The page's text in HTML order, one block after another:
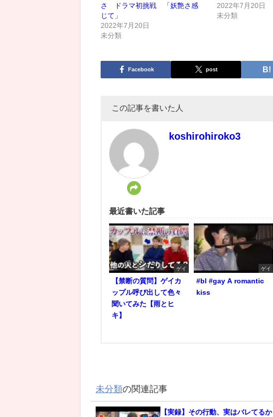
さ ドラマ初挑戦 「妖艶さ感
じて」
2022年7月20日
未分類
2022年7月20日
未分類
Facebook post
この記事を書いた人
koshirohiroko3
最近書いた記事
ゲイ
【禁断の質問】ゲイカ
ップル呼び出して色々
聞いてみた【雨とヒ
キ】
ゲイ
#bl #gay A romantic
kiss
未分類の関連記事
【実録】その行動、実はバレてるか